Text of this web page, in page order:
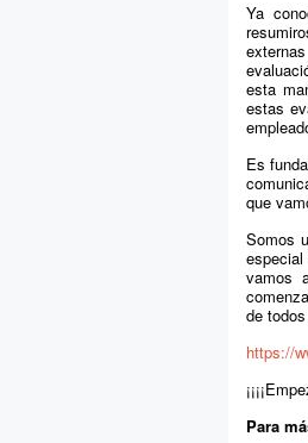
Ya
esta
estas
Es
que
Somos
vamos
de
https://
Para